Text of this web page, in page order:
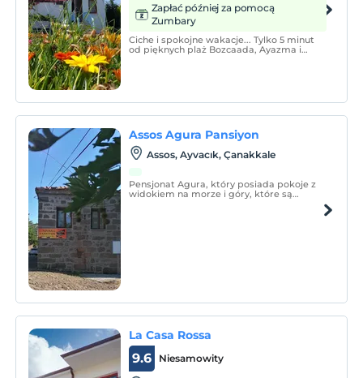
Zapłać później za pomocą
Zumbary
Ciche i spokojne wakacje... Tylko 5 minut
od pięknych plaż Bozcaada, Ayazma i
Assos Agura Pansiyon
Assos, Ayvacık, Çanakkale
Pensjonat Agura, który posiada pokoje z
widokiem na morze i góry, które są
La Casa Rossa
Niesamowity
9.6